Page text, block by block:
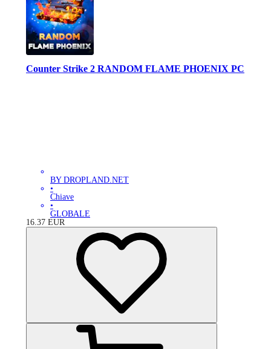
Counter Strike 2 RANDOM FLAME PHOENIX PC
BY DROPLAND.NET
•
Chiave
•
GLOBALE
16.37 EUR